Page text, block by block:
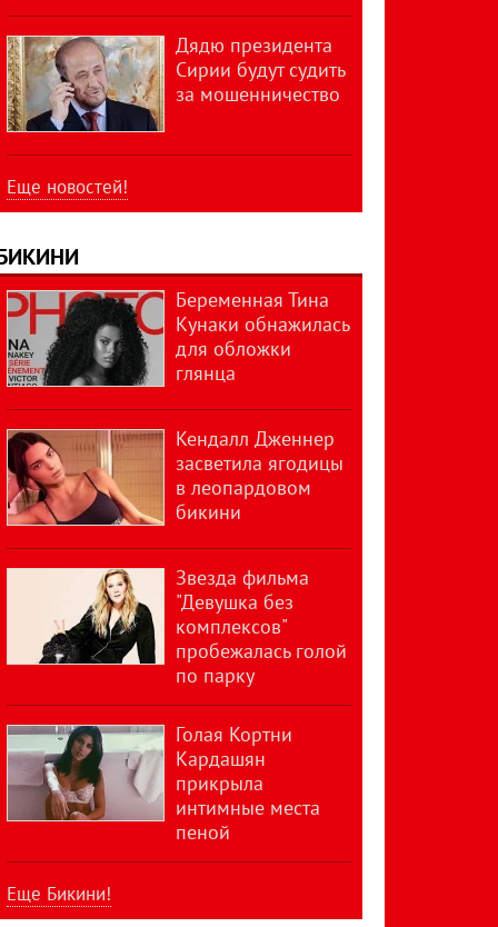
Дядю президента
Сирии будут судить
за мошенничество
Еще новостей!
Беременная Тина
Кунаки обнажилась
для обложки
глянца
Кендалл Дженнер
засветила ягодицы
в леопардовом
бикини
Звезда фильма
"Девушка без
комплексов"
пробежалась голой
по парку
Голая Кортни
Кардашян
прикрыла
интимные места
пеной
Еще Бикини!